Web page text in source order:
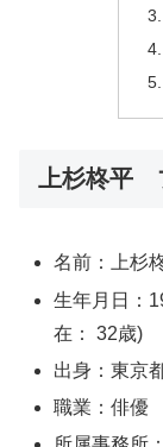
上杉柊平
名前：上杉
生年月日：
在： 32歳)
出身：東京
職業：俳優